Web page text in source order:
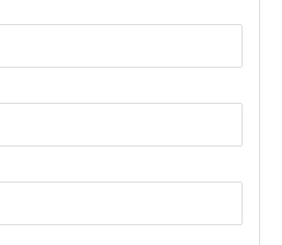
Municipal para MEI